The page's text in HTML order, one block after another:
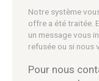
Notre système
offre a été traitée.
un message vous
refusée ou si nous
Pour nous